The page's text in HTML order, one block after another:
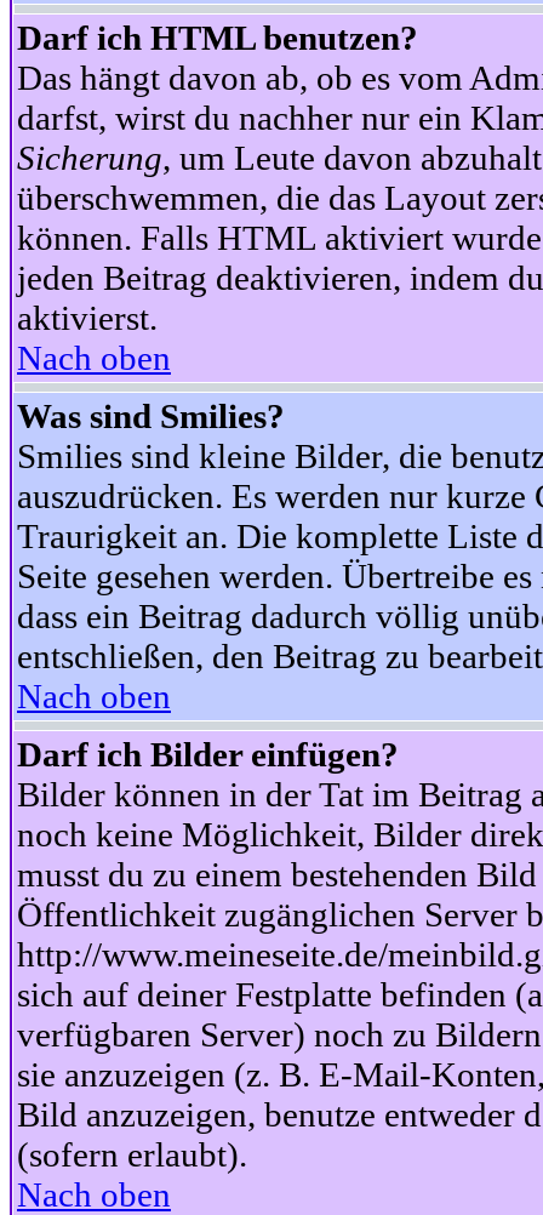
Darf ich HTML benutzen?
Das hängt davon ab, ob es vom
darfst, wirst du nachher nur ein
Sicherung, um Leute davon
überschwemmen, die das Layout
können. Falls HTML aktiviert
jeden Beitrag deaktivieren, indem
aktivierst.
Nach oben
Was sind Smilies?
Smilies sind kleine Bilder, die
auszudrücken. Es werden nur
Traurigkeit an. Die komplette Liste
Seite gesehen werden. Übertreibe
dass ein Beitrag dadurch völlig
entschließen, den Beitrag zu
Nach oben
Darf ich Bilder einfügen?
Bilder können in der Tat im Beitrag
noch keine Möglichkeit, Bilder
musst du zu einem bestehenden
Öffentlichkeit zugänglichen Server
http://www.meineseite.de/
sich auf deiner Festplatte befinden
verfügbaren Server) noch zu
sie anzuzeigen (z. B. E-Mail-
Bild anzuzeigen, benutze
(sofern erlaubt).
Nach oben